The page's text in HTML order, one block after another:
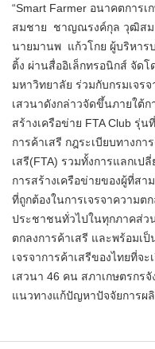
“Smart Farmer อนาคตการเ
สมชาย ชาญณรงค์กุล วุฒิสม
นายมานพ แก้วโกย ผู้บริหาร
ติ้ง ผ่านสื่ออิเล็กทรอนิกส์ จัด
มหาวิทยาลัย ร่วมกับกรมเจร
เสวนาดังกล่าวจัดขึ้นภายใต้ก
สร้างเครือข่าย FTA Club รุ่น
การค้าเสรี กฎระเบียบทางก
เสรี(FTA) รวมทั้งการแลกเ
การสร้างเครือข่ายของผู้ที่สา
ที่ถูกต้องในการเจรจาความต
ประชาชนทั่วไปในทุกภาคส่ว
ตกลงการค้าเสรี และพร้อมเ
เจรจาการค้าเสรีของไทยที่จ
เสวนา 46 คน สภาเกษตรกร
แนวทางแก้ปัญหาปัจจัยกา